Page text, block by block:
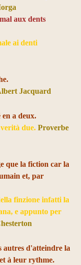
aux dents
ai denti
Jacquard
a deux.
due. Proverbe
que la fiction car la
et, par
finzione infatti la
e appunto per
autres d'atteindre la
à leur rythme.